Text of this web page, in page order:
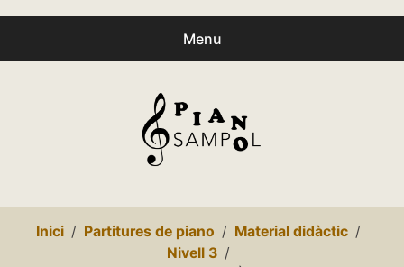
Menu
0,00€
Inici Partitures de piano
Material didàctic
Nivell 3